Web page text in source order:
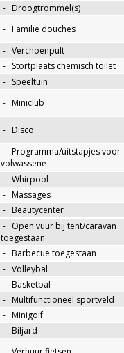
- Droogtrommel(s)
- Familie douches
- Verchoenpult
- Stortplaats chemisch toilet
- Speeltuin
- Miniclub
- Disco
- Programma/uitstapjes voor
volwassene
- Whirpool
- Massages
- Beautycenter
- Open vuur bij tent/caravan
toegestaan
- Barbecue toegestaan
- Volleybal
- Basketbal
- Multifunctioneel sportveld
- Minigolf
- Biljard